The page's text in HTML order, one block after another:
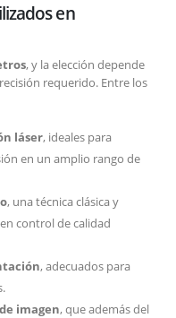
en
, y la elección depende
requerido. Entre los
láser, ideales para
en un amplio rango de
, una técnica clásica y
control de calidad
, adecuados para
imagen, que además del